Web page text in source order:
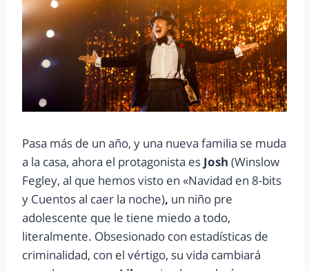
Pasa más de un año, y una nueva familia se muda
a la casa, ahora el protagonista es Josh (Winslow
Fegley, al que hemos visto en «Navidad en 8-bits
y Cuentos al caer la noche), un niño pre
adolescente que le tiene miedo a todo,
literalmente. Obsesionado con estadísticas de
criminalidad, con el vértigo, su vida cambiará